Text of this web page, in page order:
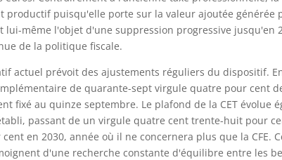
productif puisqu'elle porte sur la valeur ajoutée générée
lui-même l'objet d'une suppression progressive jusqu'en
de la politique fiscale.
actuel prévoit des ajustements réguliers du dispositif.
de quarante-sept virgule quatre pour cent
fixé au quinze septembre. Le plafond de la CET évolue
passant de un virgule quatre cent trente-huit pour
en 2030, année où il ne concernera plus que la CFE.
d'une recherche constante d'équilibre entre les